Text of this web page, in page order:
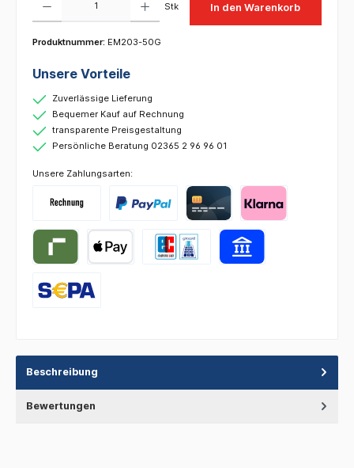
Stk In den Warenkorb
Produktnummer: EM203-50G
Unsere Vorteile
Zuverlässige Lieferung
Bequemer Kauf auf Rechnung
transparente Preisgestaltung
Persönliche Beratung 02365 2 96 96 01
Unsere Zahlungsarten:
Beschreibung
Bewertungen